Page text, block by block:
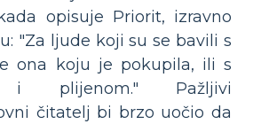
opisuje Priorit, izravno
"Za ljude koji su se bavili s
ona koju je pokupila, ili s
i plijenom." Pažljivi
čitatelj bi brzo uočio da